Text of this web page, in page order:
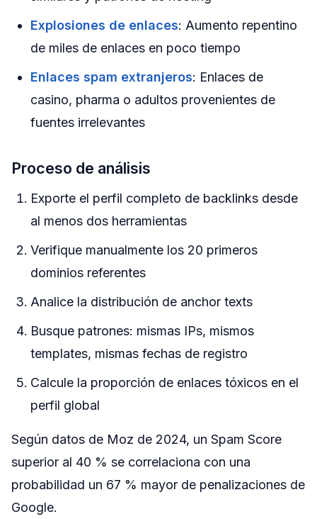
Explosiones de enlaces: Aumento repentino
de miles de enlaces en poco tiempo
Enlaces spam extranjeros: Enlaces de
casino, pharma o adultos provenientes de
fuentes irrelevantes
Proceso de análisis
Exporte el perfil completo de backlinks desde
al menos dos herramientas
Verifique manualmente los 20 primeros
dominios referentes
Analice la distribución de anchor texts
Busque patrones: mismas IPs, mismos
templates, mismas fechas de registro
Calcule la proporción de enlaces tóxicos en el
perfil global
Según datos de Moz de 2024, un Spam Score
superior al 40 % se correlaciona con una
probabilidad un 67 % mayor de penalizaciones de
Google.